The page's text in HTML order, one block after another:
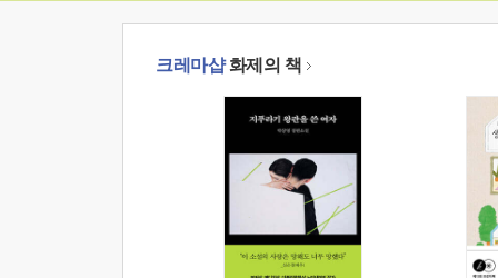
크레마샵화제의 책